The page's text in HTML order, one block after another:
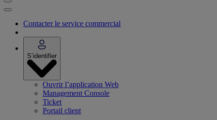
Contacter le service commercial
S’identifier
Ouvrir l’application Web
Management Console
Ticket
Portail client